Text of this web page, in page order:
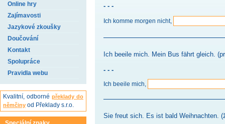
Online hry
Zajímavosti
Jazykové zkoušky
Doučování
Kontakt
Spolupráce
Pravidla webu
Kvalitní, odborné překlady do
němčiny od Překlady s.r.o.
- - -
Ich komme morgen nicht,
Ich beeile mich. Mein Bus fährt gleich.
- - -
Ich beeile mich,
Sie freut sich. Es ist bald Weihnachten.